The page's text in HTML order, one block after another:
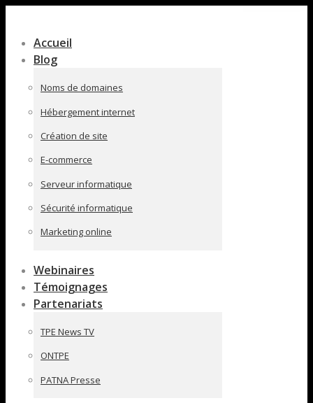
pleine
largeur
Accueil
Blog
Noms de domaines
Hébergement internet
Création de site
E-commerce
Serveur informatique
Sécurité informatique
Marketing online
Webinaires
Témoignages
Partenariats
TPE News TV
ONTPE
PATNA Presse